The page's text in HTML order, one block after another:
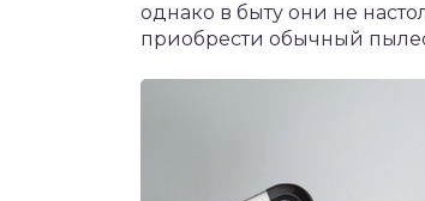
однако в быту они не
приобрести обычный